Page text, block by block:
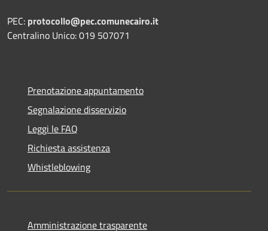
PEC: protocollo@pec.comunecairo.it
Centralino Unico: 019 507071
Prenotazione appuntamento
Segnalazione disservizio
Leggi le FAQ
Richiesta assistenza
Whistleblowing
Amministrazione trasparente